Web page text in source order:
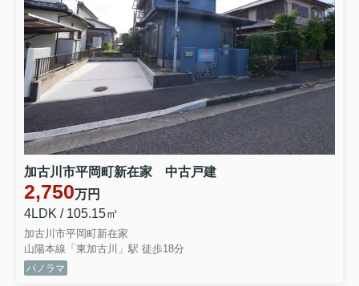
★価格 ：1,180万円
⇒物件詳細はこちらをクリックくださいませ
★種別 ：新築戸建（全3棟）
★住所 ：姫路市玉手1期
★号棟 ：2号棟
★間取 ：4LDK
★価格 ：3,098万円
⇒物件詳細はこちらをクリックくださいませ
他号棟も値下げとなります
★種別 ：新築戸建（全5棟）
★住所 ：姫路市西庄4期
★号棟 ：2号棟
★間取 ：4LDK
★価格 ：2,498万円
⇒物件詳細はこちらをクリックくださいませ
3.4.5号棟も値下げとなります
★種別 ：新築戸建（残２棟）
★住所 ：稲美町中村1期
加古川市平岡町新在家 中古戸建
2,750万円
4LDK / 105.15㎡
加古川市平岡町新在家
山陽本線「東加古川」駅 徒歩18分
パノラマ